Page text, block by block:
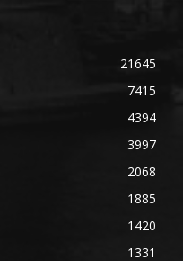
21645
7415
4394
3997
2068
1885
1420
1331